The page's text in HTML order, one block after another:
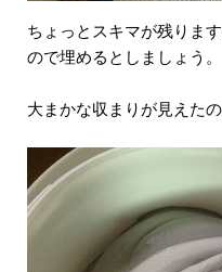
ちょっとスキマが残りま
ので埋めるとしましょう。
大まかな収まりが見えた